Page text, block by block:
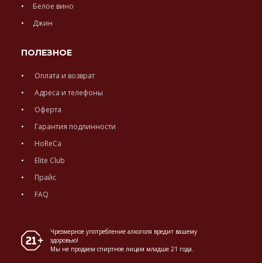
Белое вино
Джин
ПОЛЕЗНОЕ
Оплата и возврат
Адреса и телефоны
Оферта
Гарантия подлинности
HoReCa
Elite Club
Прайс
FAQ
Чрезмерное употребление алкоголя вредит вашему
здоровью!
Мы не продаем спиртное лицам младше 21 года.